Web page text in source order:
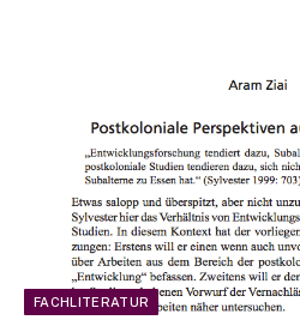
FACHLITERATUR